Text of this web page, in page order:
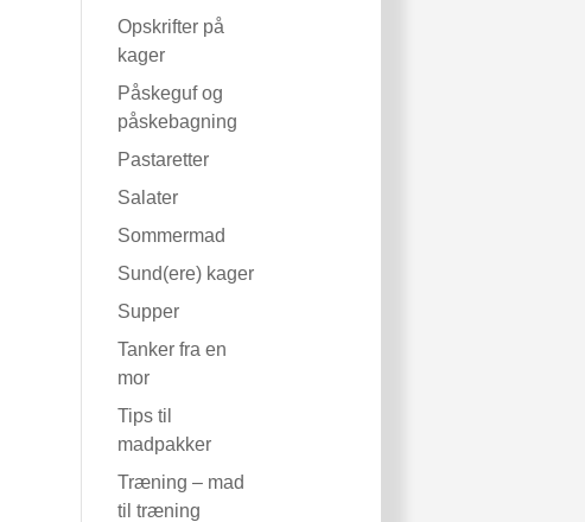
Opskrifter på
kager
Påskeguf og
påskebagning
Pastaretter
Salater
Sommermad
Sund(ere) kager
Supper
Tanker fra en
mor
Tips til
madpakker
Træning – mad
til træning